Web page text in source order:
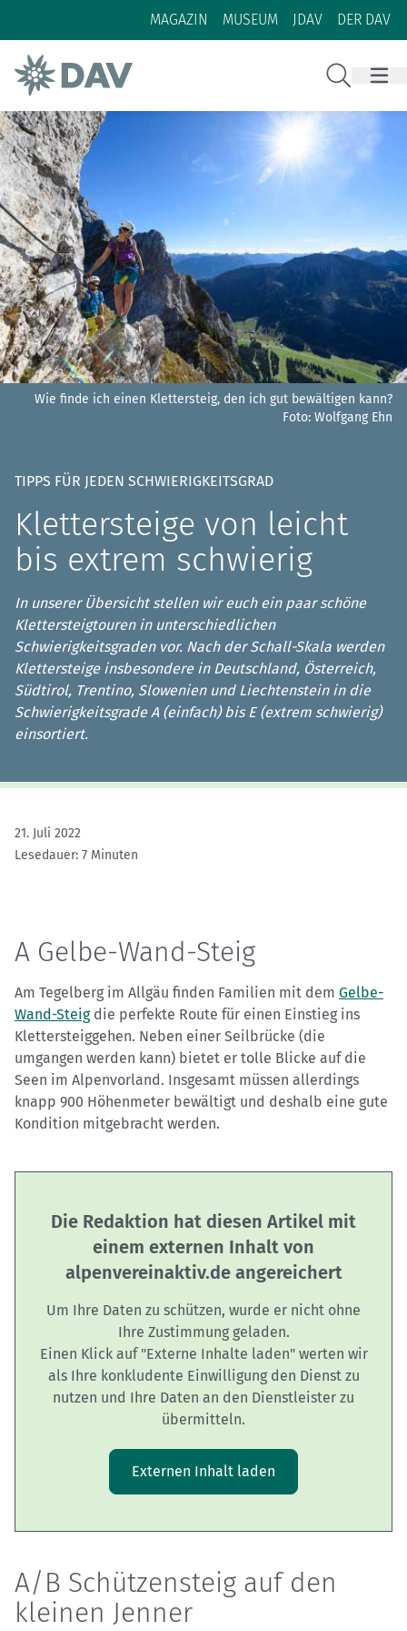
Zum Inhalt
Zur Footer-Navigation
MAGAZIN MUSEUM JDAV DER DAV
Wie finde ich einen Klettersteig, den ich gut bewältigen kann?
Foto: Wolfgang Ehn
TIPPS FÜR JEDEN SCHWIERIGKEITSGRAD
Klettersteige von leicht
bis extrem schwierig
In unserer Übersicht stellen wir euch ein paar schöne
Klettersteigtouren in unterschiedlichen
Schwierigkeitsgraden vor. Nach der Schall-Skala werden
Klettersteige insbesondere in Deutschland, Österreich,
Südtirol, Trentino, Slowenien und Liechtenstein in die
Schwierigkeitsgrade A (einfach) bis E (extrem schwierig)
einsortiert.
21. Juli 2022
Lesedauer: 7 Minuten
A Gelbe-Wand-Steig
Am Tegelberg im Allgäu finden Familien mit dem Gelbe-
Wand-Steigdie perfekte Route für einen Einstieg ins
Klettersteiggehen. Neben einer Seilbrücke (die
umgangen werden kann) bietet er tolle Blicke auf die
Seen im Alpenvorland. Insgesamt müssen allerdings
knapp 900 Höhenmeter bewältigt und deshalb eine gute
Kondition mitgebracht werden.
Die Redaktion hat diesen Artikel mit
einem externen Inhalt von
alpenvereinaktiv.de angereichert
Um Ihre Daten zu schützen, wurde er nicht ohne
Ihre Zustimmung geladen.
Einen Klick auf "Externe Inhalte laden" werten wir
als Ihre konkludente Einwilligung den Dienst zu
nutzen und Ihre Daten an den Dienstleister zu
übermitteln.
Externen Inhalt laden
A/B Schützensteig auf den
kleinen Jenner